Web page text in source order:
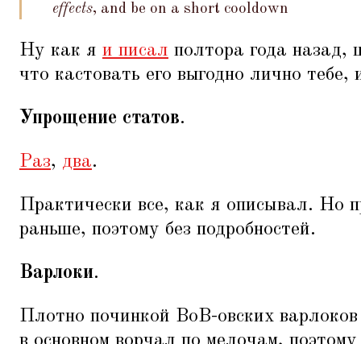
effects, and be on a short cooldown
Ну как я и писал полтора года назад,
что кастовать его выгодно лично тебе,
Упрощение статов.
Раз, два.
Практически все, как я описывал. Но
раньше, поэтому без подробностей.
Варлоки.
Плотно починкой ВоВ-овских